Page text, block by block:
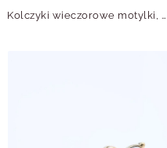
Kolczyki wieczorowe motylki, kryształki B213242S00